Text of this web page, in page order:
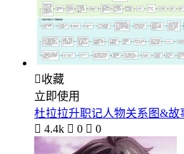
收藏
立即使用
杜拉拉升职记人物关系图&故
 4.4k  0  0